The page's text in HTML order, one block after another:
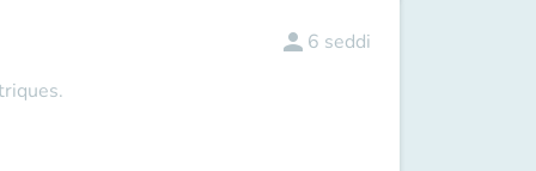
person 6 seddi